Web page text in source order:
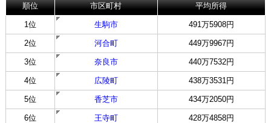
順位 市区町村 平均所得
1位 生駒市 491万5908円
2位 河合町 449万9967円
3位 奈良市 440万7532円
4位 広陵町 438万3531円
5位 香芝市 434万2050円
6位 王寺町 428万4858円